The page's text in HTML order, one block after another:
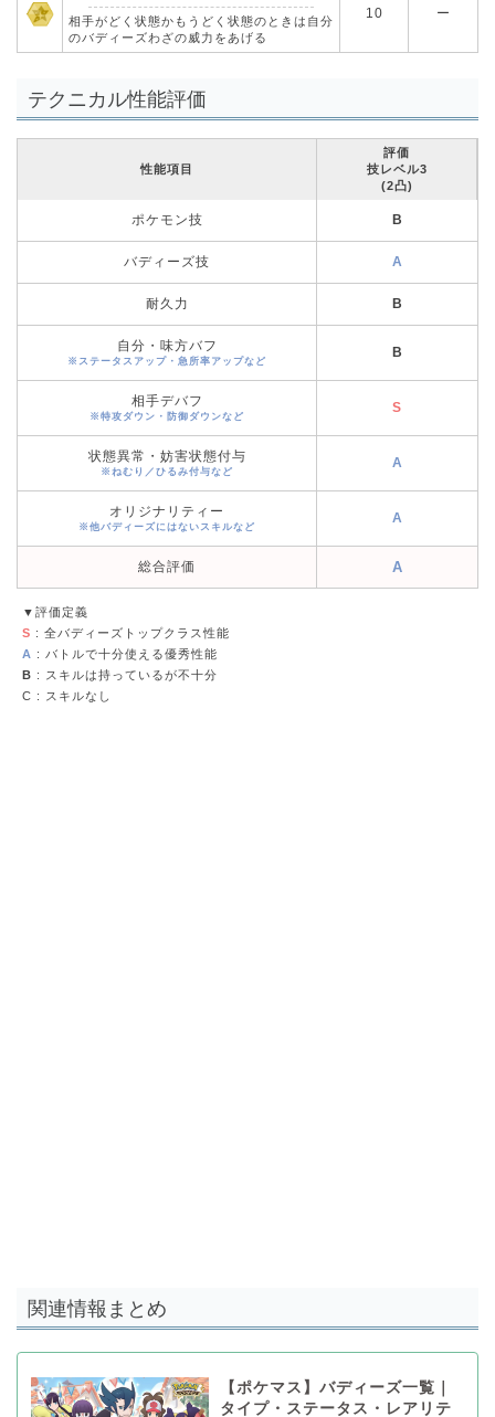
相手がどく状態かもうどく状態のときは自分
のバディーズわざの威力をあげる
10 ー
テクニカル性能評価
性能項目
評価
技レベル3
(2凸)
ポケモン技 B
バディーズ技 A
耐久力 B
自分・味方バフ
※ステータスアップ・急所率アップなど
B
相手デバフ
※特攻ダウン・防御ダウンなど
S
状態異常・妨害状態付与
※ねむり／ひるみ付与など
A
オリジナリティー
※他バディーズにはないスキルなど
A
総合評価 A
▼評価定義
S : 全バディーズトップクラス性能
A : バトルで十分使える優秀性能
B : スキルは持っているが不十分
C : スキルなし
関連情報まとめ
【ポケマス】バディーズ一覧｜
タイプ・ステータス・レアリテ